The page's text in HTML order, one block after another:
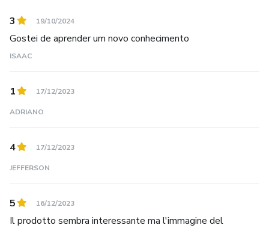
3 19/10/2024
Gostei de aprender um novo conhecimento
ISAAC
1 17/12/2023
ADRIANO
4 17/12/2023
JEFFERSON
5 16/12/2023
Il prodotto sembra interessante ma l'immagine del